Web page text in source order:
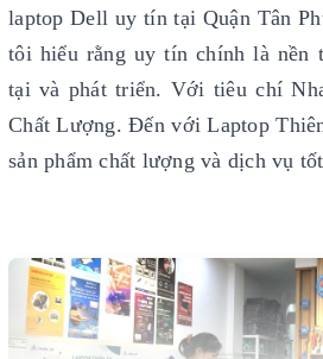
laptop Dell uy tín tại Quận Tân
tôi hiểu rằng uy tín chính là nền
tại và phát triển. Với tiêu chí
Chất Lượng. Đến với Laptop
sản phẩm chất lượng và dịch vụ